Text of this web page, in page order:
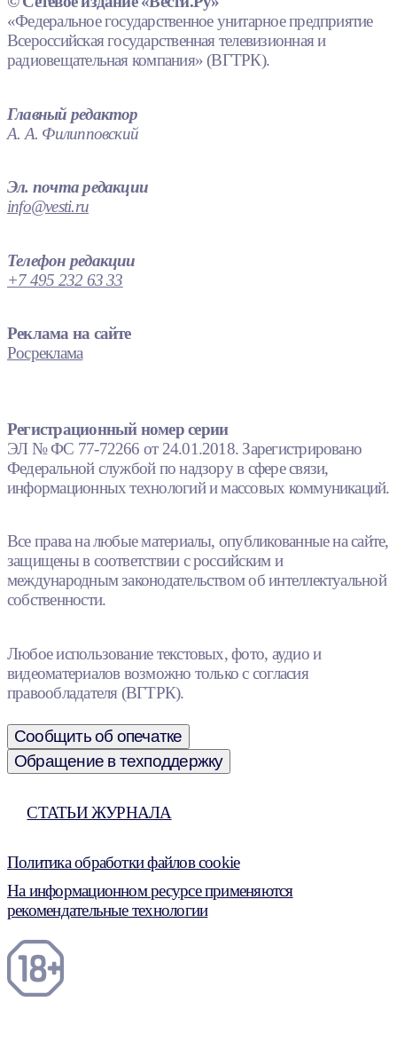
«Федеральное государственное унитарное предприятие
Всероссийская государственная телевизионная и
радиовещательная компания» (ВГТРК).
Главный редактор
А. А. Филипповский
Эл. почта редакции
info@vesti.ru
Телефон редакции
+7 495 232 63 33
Реклама на сайте
Росреклама
Регистрационный номер серии
ЭЛ № ФС 77-72266 от 24.01.2018. Зарегистрировано
Федеральной службой по надзору в сфере связи,
информационных технологий и массовых коммуникаций.
Все права на любые материалы, опубликованные на сайте,
защищены в соответствии с российским и
международным законодательством об интеллектуальной
собственности.
Любое использование текстовых, фото, аудио и
видеоматериалов возможно только с согласия
правообладателя (ВГТРК).
Сообщить об опечатке
Обращение в техподдержку
СТАТЬИ ЖУРНАЛА
Политика обработки файлов cookie
На информационном ресурсе применяются
рекомендательные технологии